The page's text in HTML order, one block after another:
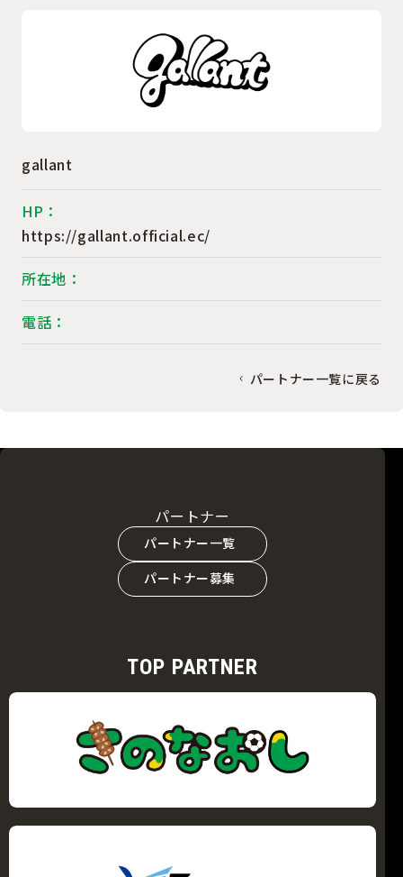
gallant
HP：
https://gallant.official.ec/
所在地：
電話：
パートナー一覧に戻る
パートナー
パートナー一覧
パートナー募集
TOP PARTNER